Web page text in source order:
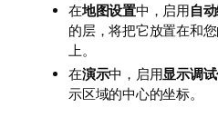
在地图设置中，启用自
的层，将把它放置在和
上。
在演示中，启用显示调
示区域的中心的坐标。